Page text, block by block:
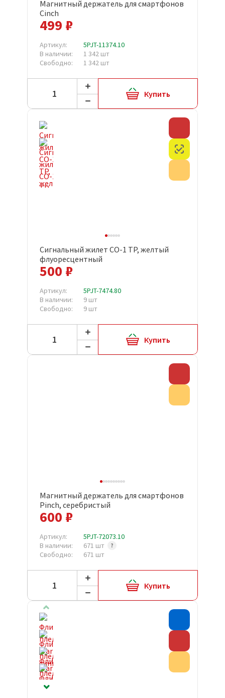
Магнитный держатель для смартфонов
Cinch
499 ₽
Артикул:
5PJT-11374.10
В наличии:
1 342 шт
Свободно:
1 342 шт
Купить
Сигнальный жилет СО-1 ТР, желтый
флуоресцентный
500 ₽
Артикул:
5PJT-7474.80
В наличии:
9 шт
Свободно:
9 шт
Купить
Магнитный держатель для смартфонов
Pinch, серебристый
600 ₽
Артикул:
5PJT-72073.10
В наличии:
671 шт
Свободно:
671 шт
Купить